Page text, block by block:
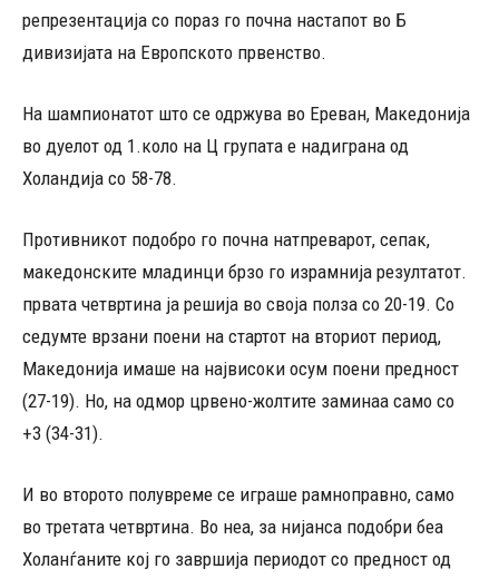
репрезентација со пораз го почна настапот во Б
дивизијата на Европското првенство.
На шампионатот што се одржува во Ереван, Македонија
во дуелот од 1.коло на Ц групата е надиграна од
Холандија со 58-78.
Противникот подобро го почна натпреварот, сепак,
македонските младинци брзо го израмнија резултатот.
првата четвртина ја решија во своја полза со 20-19. Со
седумте врзани поени на стартот на вториот период,
Македонија имаше на највисоки осум поени предност
(27-19). Но, на одмор црвено-жолтите заминаа само со
+3 (34-31).
И во второто полувреме се играше рамноправно, само
во третата четвртина. Во неа, за нијанса подобри беа
Холанѓаните кој го завршија периодот со предност од